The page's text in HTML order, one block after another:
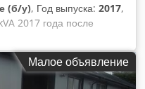
(б/у), Год выпуска: 2017,
2017 года после
80 кВА (64 кВт);
наработка: 2870
полностью исправен
73 185 PLN
Малое объявление